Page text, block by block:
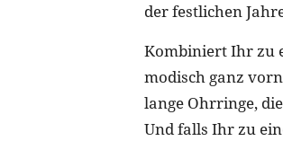
der festlichen
Kombiniert Ihr zu
modisch ganz
lange Ohrringe,
Und falls Ihr zu